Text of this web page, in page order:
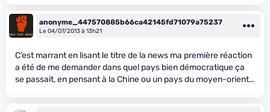
anonyme_447570885b66ca42145fd71079a75237
Le 04/07/2013 à 13h21
C’est marrant en lisant le titre de la news ma première réaction
a été de me demander dans quel pays bien démocratique ça
se passait, en pensant à la Chine ou un pays du moyen-orient…